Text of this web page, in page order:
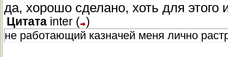
да, хорошо сделано, хоть для этого
Цитата inter ( )
не работающий казначей меня лично